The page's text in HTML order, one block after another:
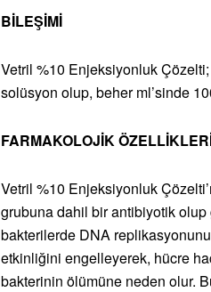
BİLEŞİMİ
Vetril %10 Enjeksiyonluk
solüsyon olup, beher ml’sinde
FARMAKOLOJİK
Vetril %10 Enjeksiyonluk
grubuna dahil bir antibiyotik
bakterilerde DNA
etkinliğini engelleyerek, hücre
bakterinin ölümüne neden olur.